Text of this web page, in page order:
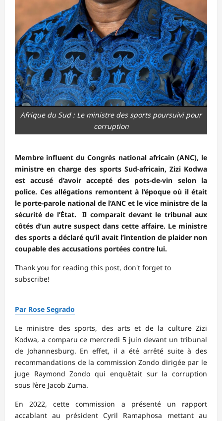
Afrique du Sud : Le ministre des sports poursuivi pour
corruption
Membre influent du Congrès national africain (ANC), le
ministre en charge des sports Sud-africain, Zizi Kodwa
est accusé d’avoir accepté des pots-de-vin selon la
police. Ces allégations remontent à l’époque où il était
le porte-parole national de l’ANC et le vice ministre de la
sécurité de l’État. Il comparait devant le tribunal aux
côtés d’un autre suspect dans cette affaire. Le ministre
des sports a déclaré qu’il avait l’intention de plaider non
coupable des accusations portées contre lui.
Thank you for reading this post, don't forget to
subscribe!
Par Rose Segrado
Le ministre des sports, des arts et de la culture Zizi
Kodwa, a comparu ce mercredi 5 juin devant un tribunal
de Johannesburg. En effet, il a été arrêté suite à des
recommandations de la commission Zondo dirigée par le
juge Raymond Zondo qui enquêtait sur la corruption
sous l’ère Jacob Zuma.
En 2022, cette commission a présenté un rapport
accablant au président Cyril Ramaphosa mettant au